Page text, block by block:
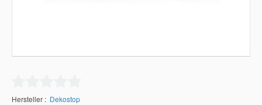
Hersteller
Dekostop